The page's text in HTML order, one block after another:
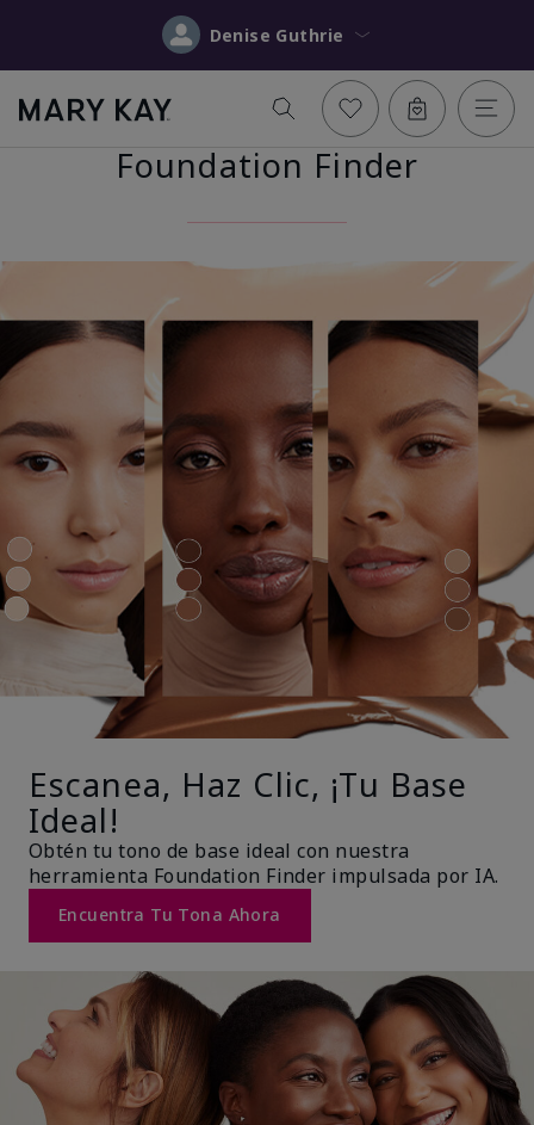
Denise Guthrie
Foundation Finder
Escanea, Haz Clic, ¡Tu Base
Ideal!
Obtén tu tono de base ideal con nuestra
herramienta Foundation Finder impulsada por IA.
Encuentra Tu Tona Ahora